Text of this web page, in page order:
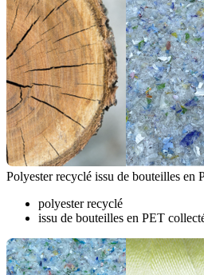
Polyester recyclé issu de bouteilles en
polyester recyclé
issu de bouteilles en PET